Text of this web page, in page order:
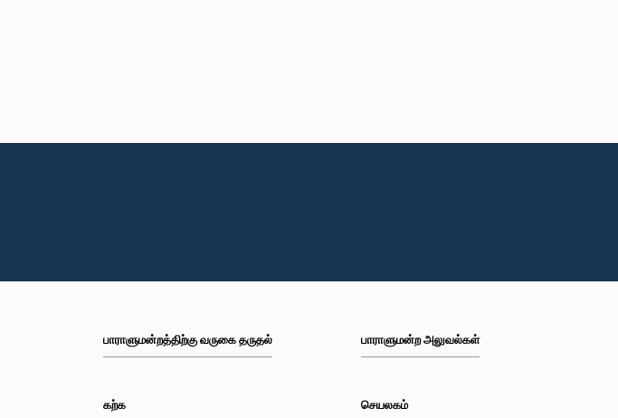
பாராளுமன்றத்திற்கு வருகை தருதல்
கற்க
பாராளுமன்ற அலுவல்கள்
செயலகம்